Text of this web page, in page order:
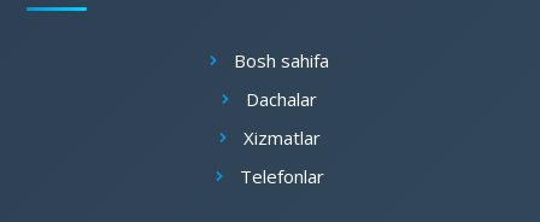
Bosh sahifa
Dachalar
Xizmatlar
Telefonlar